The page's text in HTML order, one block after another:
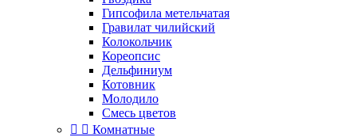
Гипсофила метельчатая
Гравилат чилийский
Колокольчик
Кореопсис
Дельфиниум
Котовник
Молодило
Смесь цветов
  Комнатные